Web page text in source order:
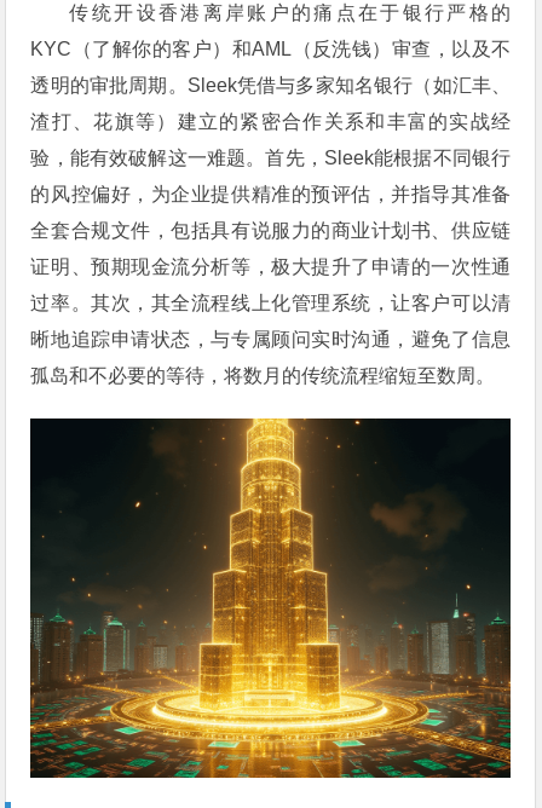
传统开设香港离岸账户的痛点在于银行严格的
KYC（了解你的客户）和AML（反洗钱）审查，以及不
透明的审批周期。Sleek凭借与多家知名银行（如汇丰、
渣打、花旗等）建立的紧密合作关系和丰富的实战经
验，能有效破解这一难题。首先，Sleek能根据不同银行
的风控偏好，为企业提供精准的预评估，并指导其准备
全套合规文件，包括具有说服力的商业计划书、供应链
证明、预期现金流分析等，极大提升了申请的一次性通
过率。其次，其全流程线上化管理系统，让客户可以清
晰地追踪申请状态，与专属顾问实时沟通，避免了信息
孤岛和不必要的等待，将数月的传统流程缩短至数周。